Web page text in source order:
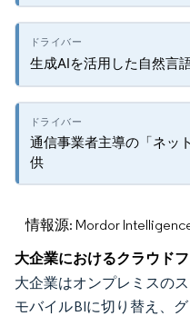
生成AIを活用した自然言
通信事業者主導の「ネッ
供
情報源: Mordor
大企業におけるクラウド
大企業はオンプレミスの
モバイルBIに切り替え、